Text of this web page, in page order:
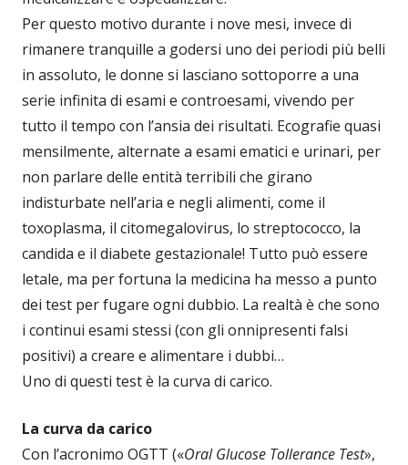
Per questo motivo durante i nove mesi, invece di
rimanere tranquille a godersi uno dei periodi più belli
in assoluto, le donne si lasciano sottoporre a una
serie infinita di esami e controesami, vivendo per
tutto il tempo con l’ansia dei risultati. Ecografie quasi
mensilmente, alternate a esami ematici e urinari, per
non parlare delle entità terribili che girano
indisturbate nell’aria e negli alimenti, come il
toxoplasma, il citomegalovirus, lo streptococco, la
candida e il diabete gestazionale! Tutto può essere
letale, ma per fortuna la medicina ha messo a punto
dei test per fugare ogni dubbio. La realtà è che sono
i continui esami stessi (con gli onnipresenti falsi
positivi) a creare e alimentare i dubbi…
Uno di questi test è la curva di carico.
La curva da carico
Con l’acronimo OGTT («Oral Glucose Tollerance Test»,